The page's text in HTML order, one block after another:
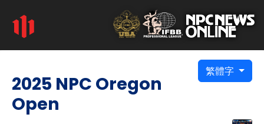
繁體字
2025 NPC Oregon
Open